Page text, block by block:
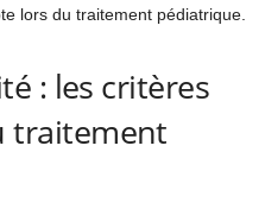
lors du traitement pédiatrique.
: les critères
traitement